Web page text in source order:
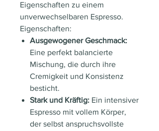
Eigenschaften zu einem
unverwechselbaren Espresso.
Eigenschaften:
Ausgewogener Geschmack:
Eine perfekt balancierte
Mischung, die durch ihre
Cremigkeit und Konsistenz
besticht.
Stark und Kräftig: Ein intensiver
Espresso mit vollem Körper,
der selbst anspruchsvollste